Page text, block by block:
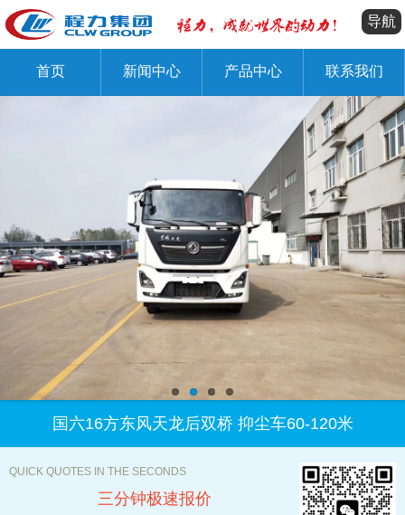
导航
首页 新闻中心 产品中心 联系我们
国六16方东风天龙后双桥 抑尘车60-120米
QUICK QUOTES IN THE SECONDS
三分钟极速报价